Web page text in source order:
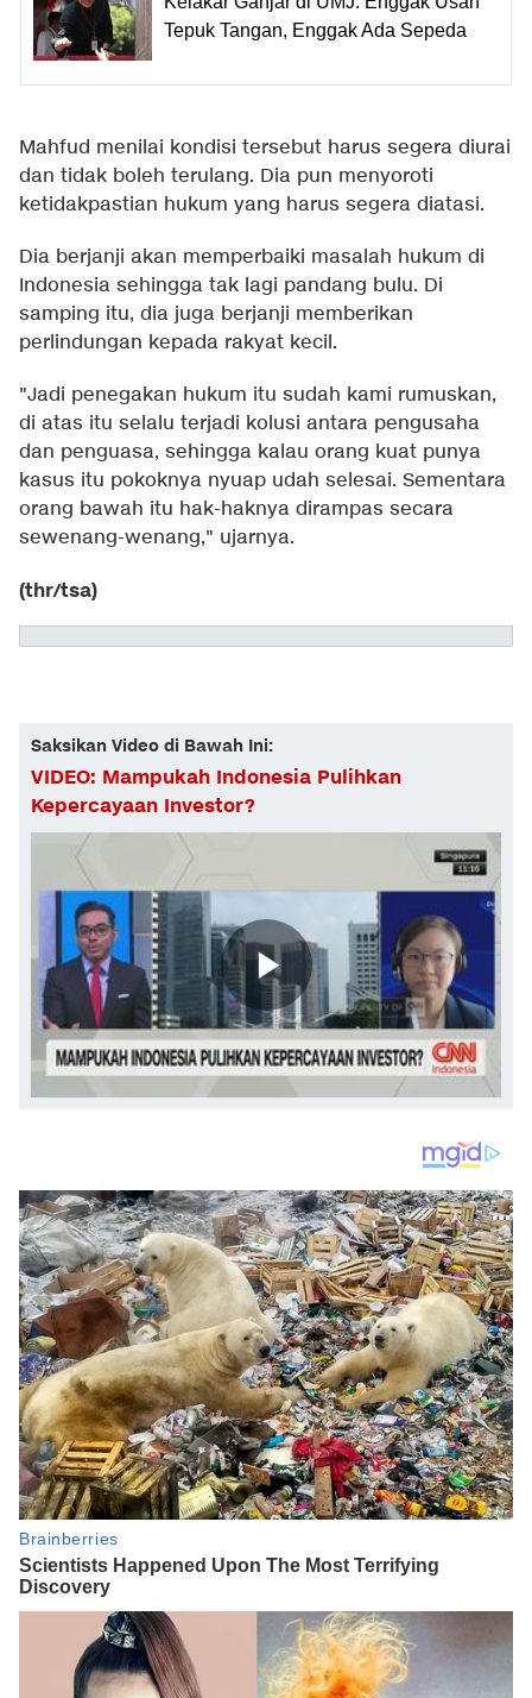
Tepuk Tangan, Enggak Ada Sepeda
Mahfud menilai kondisi tersebut harus segera diurai
dan tidak boleh terulang. Dia pun menyoroti
ketidakpastian hukum yang harus segera diatasi.
Dia berjanji akan memperbaiki masalah hukum di
Indonesia sehingga tak lagi pandang bulu. Di
samping itu, dia juga berjanji memberikan
perlindungan kepada rakyat kecil.
"Jadi penegakan hukum itu sudah kami rumuskan,
di atas itu selalu terjadi kolusi antara pengusaha
dan penguasa, sehingga kalau orang kuat punya
kasus itu pokoknya nyuap udah selesai. Sementara
orang bawah itu hak-haknya dirampas secara
sewenang-wenang," ujarnya.
(thr/tsa)
Saksikan Video di Bawah Ini:
VIDEO: Mampukah Indonesia Pulihkan
Kepercayaan Investor?